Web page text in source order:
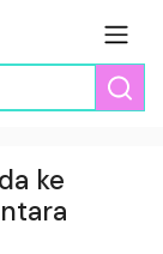
ke